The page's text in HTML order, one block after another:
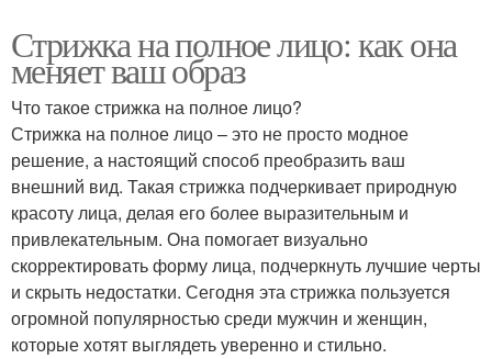
Стрижка на полное лицо: как она
меняет ваш образ
Что такое стрижка на полное лицо?
Стрижка на полное лицо – это не просто модное
решение, а настоящий способ преобразить ваш
внешний вид. Такая стрижка подчеркивает природную
красоту лица, делая его более выразительным и
привлекательным. Она помогает визуально
скорректировать форму лица, подчеркнуть лучшие черты
и скрыть недостатки. Сегодня эта стрижка пользуется
огромной популярностью среди мужчин и женщин,
которые хотят выглядеть уверенно и стильно.